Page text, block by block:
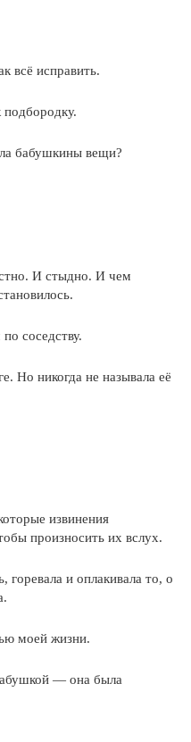
всё исправить.
бабушкины вещи?
И стыдно. И чем
соседству.
Но никогда не называла её
извинения
произносить их вслух.
горевала и оплакивала то, о
моей жизни.
— она была